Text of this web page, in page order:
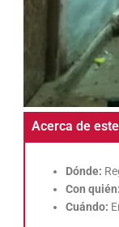
Acerca de
Dónde:
Con quién:
Cuándo: